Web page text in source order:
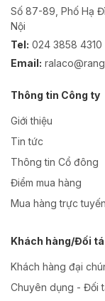
Số 87-89, Phố Hạ
Nội
Tel: 024 3858
Email:
Thông tin Công ty
Giới thiệu
Tin tức
Thông tin Cổ đông
Điểm mua hàng
Mua hàng trực tuyến
Khách hàng/Đối
Khách hàng đại
Chuyên dụng - Đối